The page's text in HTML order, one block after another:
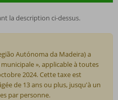
la description ci-dessus.
Autónoma da Madeira) a
», applicable à toutes
2024. Cette taxe est
de 13 ans ou plus, jusqu'à un
par personne.